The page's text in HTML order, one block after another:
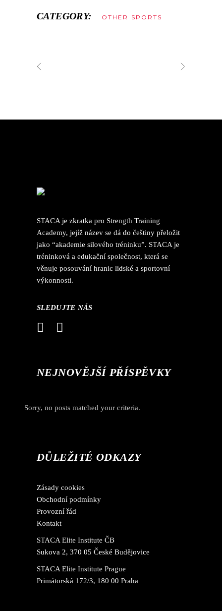
CATEGORY: OTHER SPORTS
STACA je zkratka pro Strength Training
Academy, jejíž název se dá do češtiny přeložit
jako “akademie silového tréninku”. STACA je
tréninková a edukační společnost, která se
věnuje posouvání hranic lidské a sportovní
výkonnosti.
SLEDUJTE NÁS
NEJNOVĚJŠÍ PŘÍSPĚVKY
Sorry, no posts matched your criteria.
DŮLEŽITÉ ODKAZY
Zásady cookies
Obchodní podmínky
Provozní řád
Kontakt
STACA Elite Institute ČB
Sukova 2, 370 05 České Budějovice
STACA Elite Institute Prague
Primátorská 172/3, 180 00 Praha